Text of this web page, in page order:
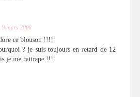
9 mars 2008
ce blouson !!!!
? je suis toujours en retard de 12
je me rattrape !!!